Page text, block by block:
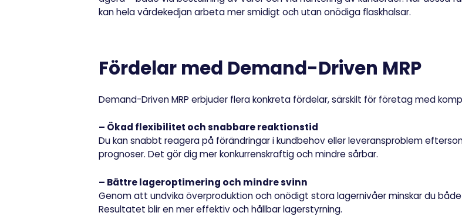
kan hela värdekedjan arbeta mer smidigt och utan onödiga flaskhalsar.
Fördelar med Demand-Driven MRP
Demand-Driven MRP erbjuder flera konkreta fördelar, särskilt för företag med
– Ökad flexibilitet och snabbare reaktionstid
Du kan snabbt reagera på förändringar i kundbehov eller leveransproblem
prognoser. Det gör dig mer konkurrenskraftig och mindre sårbar.
– Bättre lageroptimering och mindre svinn
Genom att undvika överproduktion och onödigt stora lagernivåer minskar du
Resultatet blir en mer effektiv och hållbar lagerstyrning.